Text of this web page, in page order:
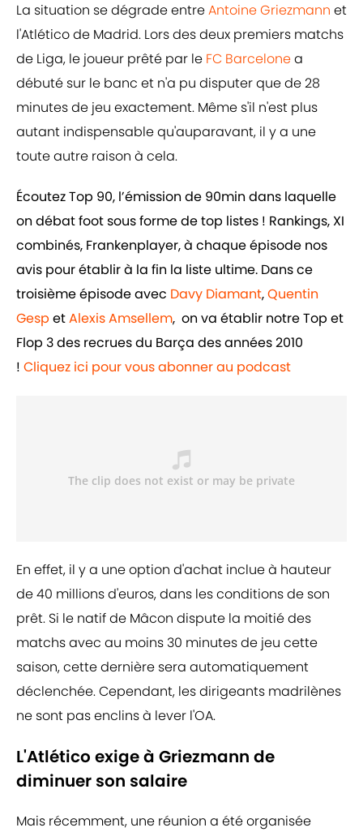
La situation se dégrade entreAntoine Griezmann et
l'Atlético de Madrid. Lors des deux premiers matchs
de Liga, le joueur prêté par le FC Barcelonea
débuté sur le banc et n'a pu disputer que de 28
minutes de jeu exactement. Même s'il n'est plus
autant indispensable qu'auparavant, il y a une
toute autre raison à cela.
Écoutez Top 90, l’émission de 90min dans laquelle
on débat foot sous forme de top listes ! Rankings, XI
combinés, Frankenplayer, à chaque épisode nos
avis pour établir à la fin la liste ultime. Dans ce
troisième épisode avec Davy Diamant,Quentin
Gesp etAlexis Amsellem, on va établir notre Top et
Flop 3 des recrues du Barça des années 2010
! Cliquez ici pour vous abonner au podcast
En effet, il y a une option d'achat inclue à hauteur
de 40 millions d'euros, dans les conditions de son
prêt. Si le natif de Mâcon dispute la moitié des
matchs avec au moins 30 minutes de jeu cette
saison, cette dernière sera automatiquement
déclenchée. Cependant, les dirigeants madrilènes
ne sont pas enclins à lever l'OA.
L'Atlético exige à Griezmann de
diminuer son salaire
Mais récemment, une réunion a été organisée